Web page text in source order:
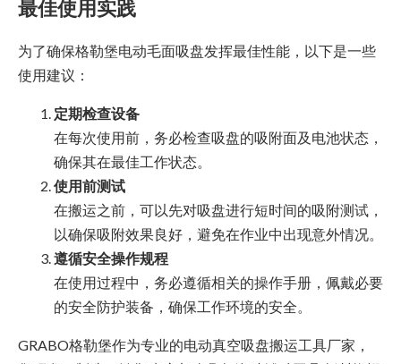
最佳使用实践
为了确保格勒堡电动毛面吸盘发挥最佳性能，以下是一些
使用建议：
定期检查设备
在每次使用前，务必检查吸盘的吸附面及电池状态，
确保其在最佳工作状态。
使用前测试
在搬运之前，可以先对吸盘进行短时间的吸附测试，
以确保吸附效果良好，避免在作业中出现意外情况。
遵循安全操作规程
在使用过程中，务必遵循相关的操作手册，佩戴必要
的安全防护装备，确保工作环境的安全。
GRABO格勒堡作为专业的电动真空吸盘搬运工具厂家，